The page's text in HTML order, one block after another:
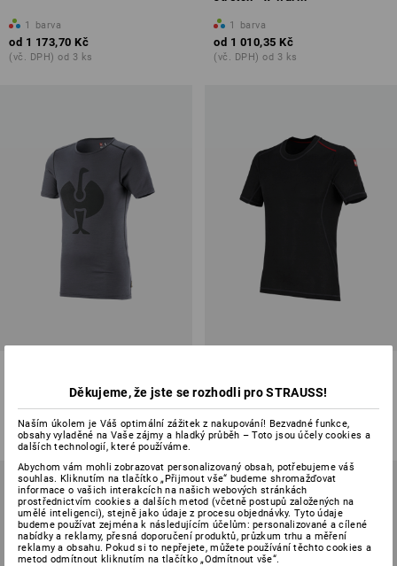
1 barva
od 1 173,70 Kč
(vč. DPH) od 3 ks
1 barva
od 1 010,35 Kč
(vč. DPH) od 3 ks
od 1 369,72 Kč
(vč. DPH) od 3 ks
barev
od 356,95 Kč
(vč. DPH) od 3 ks
Děkujeme, že jste se rozhodli pro STRAUSS!
Naším úkolem je Váš optimální zážitek z nakupování! Bezvadné funkce,
obsahy vyladěné na Vaše zájmy a hladký průběh – Toto jsou účely cookies a
dalších technologií, které používáme.
Abychom vám mohli zobrazovat personalizovaný obsah, potřebujeme váš
souhlas. Kliknutím na tlačítko „Přijmout vše“ budeme shromažďovat
informace o vašich interakcích na našich webových stránkách
prostřednictvím cookies a dalších metod (včetně postupů založených na
umělé inteligenci), stejně jako údaje z procesu objednávky. Tyto údaje
budeme používat zejména k následujícím účelům: personalizované a cílené
nabídky a reklamy, přesná doporučení produktů, průzkum trhu a měření
reklamy a obsahu. Pokud si to nepřejete, můžete používání těchto cookies a
metod odmítnout kliknutím na tlačítko „Odmítnout vše“.